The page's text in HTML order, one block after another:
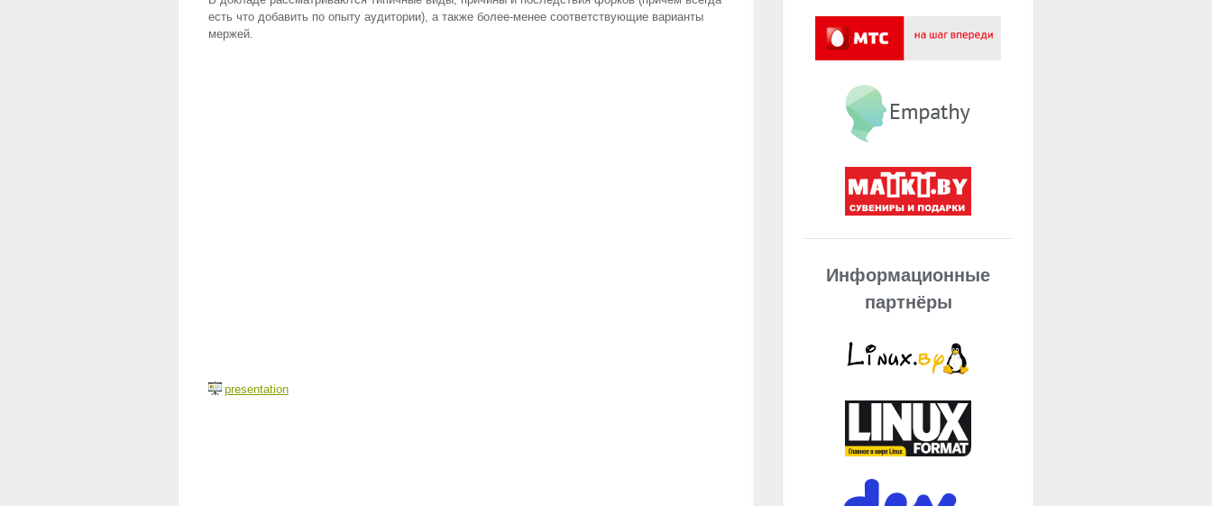
есть что добавить по опыту аудитории), а также более-менее соответствующие варианты
мержей.
presentation
Информационные
партнёры